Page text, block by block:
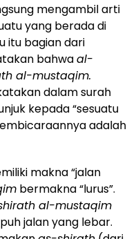
mengambil arti
yang berada di
itu bagian dari
bahwaal-
al-mustaqim.
dalam surah
kepada “sesuatu
adalah
makna “jalan
bermakna “lurus”.
al-mustaqim
jalan yang lebar.